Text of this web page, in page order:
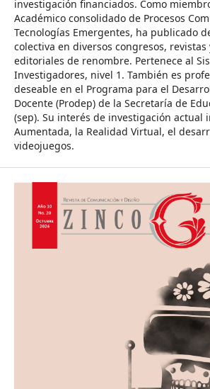
investigación financiados. Como
Académico consolidado de Procesos
Tecnologías Emergentes, ha publicado
colectiva en diversos congresos,
editoriales de renombre. Pertenece al
Investigadores, nivel 1. También es
deseable en el Programa para el
Docente (Prodep) de la Secretaría de
(sep). Su interés de investigación actual
Aumentada, la Realidad Virtual, el
videojuegos.